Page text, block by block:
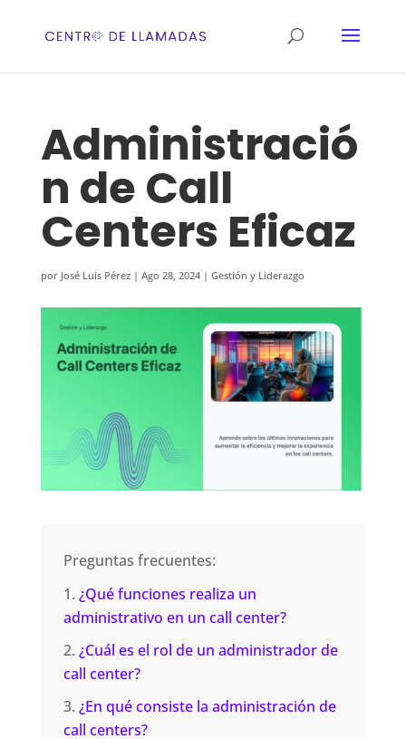
Administració
n de Call
Centers Eficaz
por José Luis Pérez| Ago 28, 2024| Gestión y Liderazgo
Preguntas frecuentes:
¿Qué funciones realiza un
administrativo en un call center?
¿Cuál es el rol de un administrador de
call center?
¿En qué consiste la administración de
call centers?